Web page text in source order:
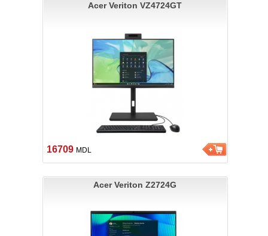
Acer Veriton VZ4724GT
16709 MDL
Acer Veriton Z2724G